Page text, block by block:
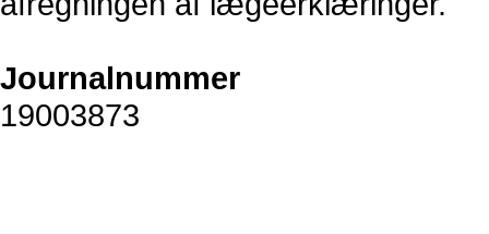
Journalnummer
19003873